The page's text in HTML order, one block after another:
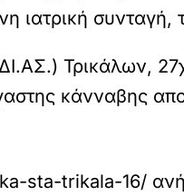
ιατρική
Τρικάλων,
κάνναβης
sta-trikala-16/